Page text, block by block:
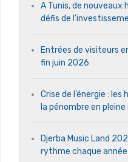
A Tunis, de
défis de
Entrées de visiteurs
fin juin 2026
Crise de l’énergie :
la pénombre en
Djerba Music Land
rythme chaque année